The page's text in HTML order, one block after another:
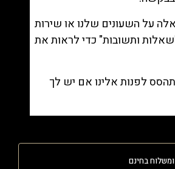
על השעונים שלנו או שירות
שאלות ותשובות" כדי לראות את
לפנות אלינו אם יש לך
בחינם